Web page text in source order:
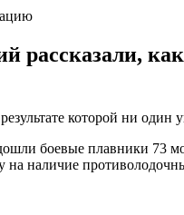
рассказали,
которой ни
боевые плавники
наличие